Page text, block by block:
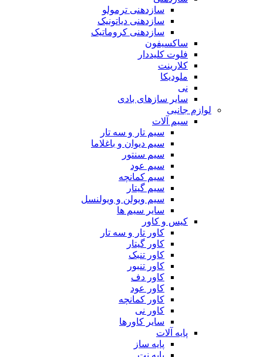
سازدهنی ترمولو
سازدهنی دیاتونیک
سازدهنی کروماتیک
ساکسیفون
فلوت کلیددار
کلارینت
ملودیکا
نی
سایر سازهای بادی
لوازم جانبی
سیم آلات
سیم تار و سه تار
سیم دیوان و باغلاما
سیم سنتور
سیم عود
سیم کمانچه
سیم گیتار
سیم ویولن و ویولنسل
سایر سیم ها
کیس و کاور
کاور تار و سه تار
کاور گیتار
کاور تنبک
کاور تنبور
کاور دف
کاور عود
کاور کمانچه
کاور نی
سایر کاورها
پایه آلات
پایه ساز
پایه نت